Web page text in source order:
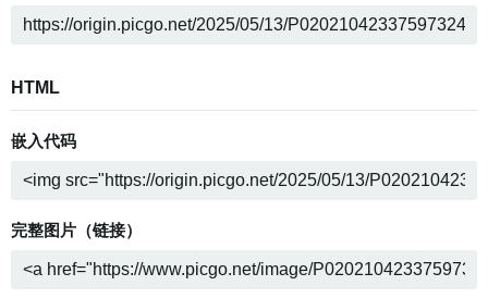
HTML
嵌入代码
完整图片（链接）